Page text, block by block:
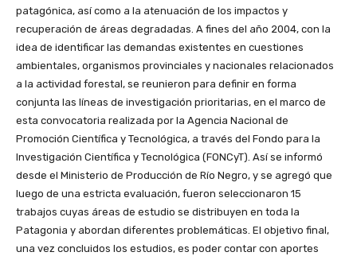
patagónica, así como a la atenuación de los impactos y
recuperación de áreas degradadas. A fines del año 2004, con la
idea de identificar las demandas existentes en cuestiones
ambientales, organismos provinciales y nacionales relacionados
a la actividad forestal, se reunieron para definir en forma
conjunta las líneas de investigación prioritarias, en el marco de
esta convocatoria realizada por la Agencia Nacional de
Promoción Científica y Tecnológica, a través del Fondo para la
Investigación Científica y Tecnológica (FONCyT). Así se informó
desde el Ministerio de Producción de Río Negro, y se agregó que
luego de una estricta evaluación, fueron seleccionaron 15
trabajos cuyas áreas de estudio se distribuyen en toda la
Patagonia y abordan diferentes problemáticas. El objetivo final,
una vez concluidos los estudios, es poder contar con aportes